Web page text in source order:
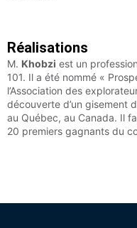
Réalisations
M. Khobzi est un
101. Il a été nommé «
l’Association des
découverte d’un gisement
au Québec, au Canada. Il
20 premiers gagnants du